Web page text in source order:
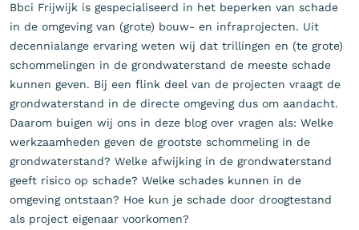
Bbci Frijwijk is gespecialiseerd in het beperken van schade
in de omgeving van (grote) bouw- en infraprojecten. Uit
decennialange ervaring weten wij dat trillingen en (te grote)
schommelingen in de grondwaterstand de meeste schade
kunnen geven. Bij een flink deel van de projecten vraagt de
grondwaterstand in de directe omgeving dus om aandacht.
Daarom buigen wij ons in deze blog over vragen als: Welke
werkzaamheden geven de grootste schommeling in de
grondwaterstand? Welke afwijking in de grondwaterstand
geeft risico op schade? Welke schades kunnen in de
omgeving ontstaan? Hoe kun je schade door droogtestand
als project eigenaar voorkomen?